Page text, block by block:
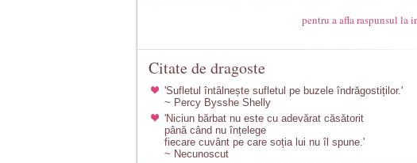
pentru a afla raspunsul la
Citate de dragoste
'Sufletul întâlnește sufletul pe buzele îndrăgostiților.'
~ Percy Bysshe Shelly
'Niciun bărbat nu este cu adevărat căsătorit
până când nu înțelege
fiecare cuvânt pe care soția lui nu îl spune.'
~ Necunoscut